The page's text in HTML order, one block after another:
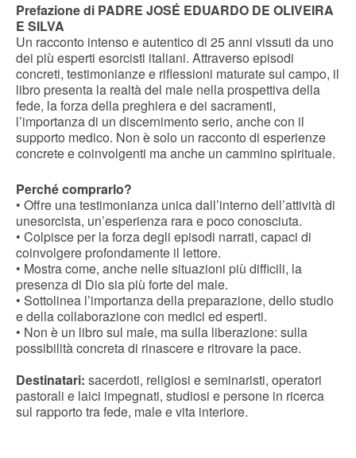
Prefazione di PADRE JOSÉ EDUARDO DE OLIVEIRA
E SILVA
Un racconto intenso e autentico di 25 anni vissuti da uno
dei più esperti esorcisti italiani. Attraverso episodi
concreti, testimonianze e riflessioni maturate sul campo, il
libro presenta la realtà del male nella prospettiva della
fede, la forza della preghiera e dei sacramenti,
l’importanza di un discernimento serio, anche con il
supporto medico. Non è solo un racconto di esperienze
concrete e coinvolgenti ma anche un cammino spirituale.
Perché comprarlo?
• Offre una testimonianza unica dall’interno dell’attività di
unesorcista, un’esperienza rara e poco conosciuta.
• Colpisce per la forza degli episodi narrati, capaci di
coinvolgere profondamente il lettore.
• Mostra come, anche nelle situazioni più difficili, la
presenza di Dio sia più forte del male.
• Sottolinea l’importanza della preparazione, dello studio
e della collaborazione con medici ed esperti.
• Non è un libro sul male, ma sulla liberazione: sulla
possibilità concreta di rinascere e ritrovare la pace.
Destinatari: sacerdoti, religiosi e seminaristi, operatori
pastorali e laici impegnati, studiosi e persone in ricerca
sul rapporto tra fede, male e vita interiore.